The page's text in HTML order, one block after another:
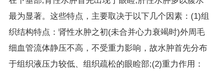
最为显著。这些特点，主要取决于以下几个因素：(1)组
织结构特点：肾性水肿之初(未合并心力衰竭时)外周毛
细血管流体静压不高，不受重力影响，故水肿首先分布
于组织液压力较低、组织疏松的眼睑部;(2)重力作用：